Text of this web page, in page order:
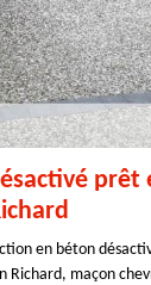
prêt
en béton
Richard, maçon